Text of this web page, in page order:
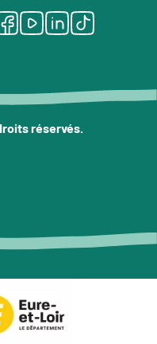
Youtube
LinkedIn
Tiktok
réservés.